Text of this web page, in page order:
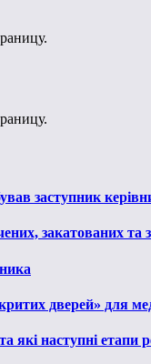
заступник
закатованих та
дверей» для
наступні етапи